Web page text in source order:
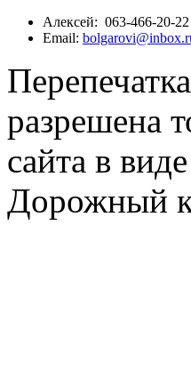
Алексей: 063-466-20-22
Email:
разрешена
сайта в
Дорожный